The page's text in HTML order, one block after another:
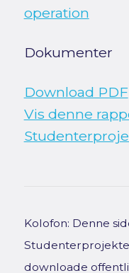
operation
Dokumenter
Download PDF
Vis denne
Kolofon: Denne
downloade